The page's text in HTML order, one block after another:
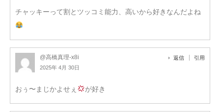
チャッキーって割とツッコミ能力、高いから好きなんだよね
@高橋真理-x8i
2025年 4月 30日
返信 引用
おぅ〜まじかよせぇ が好き